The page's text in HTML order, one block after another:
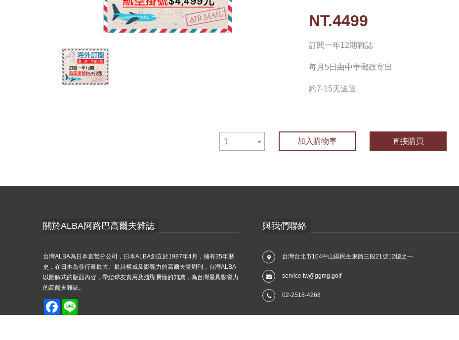
NT.4499
訂閱一年12期雜誌
每月5日由中華郵政寄出
約7-15天送達
1 加入購物車 直接購買
關於ALBA阿路巴高爾夫雜誌
台灣ALBA為日本直營分公司，日本ALBA創立於1987年4月，擁有35年歷
史，在日本為發行量最大、最具權威及影響力的高爾夫雙周刊，台灣ALBA
以圖解式的版面內容，帶給球友實用及淺顯易懂的知識，為台灣最具影響力
的高爾夫雜誌。
Facebook
與我們聯絡
台灣台北市104中山區民生東路三段21號12樓之一
service.tw@ggmg.golf
02-2518-4268